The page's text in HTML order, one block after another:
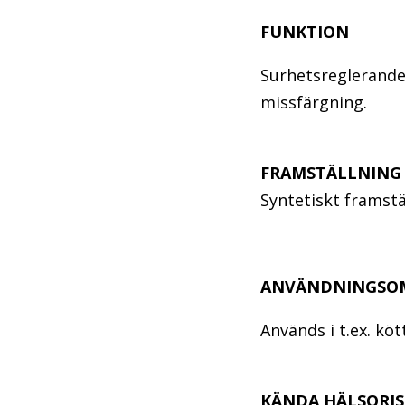
FUNKTION
missfärgning.
FRAMSTÄLLNING
Syntetiskt
Används i t.ex.